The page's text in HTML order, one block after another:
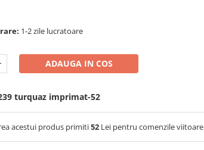
1-2 zile lucratoare
ADAUGA IN COS
turquaz imprimat-52
acestui produs primiti52 Lei pentru comenzile viitoare